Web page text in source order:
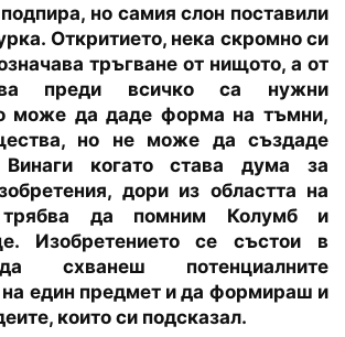
но самия слон поставили
Откритието, нека скромно си
тръгване от нищото, а от
преди всичко са нужни
може да даде форма на тъмни,
но не може да създаде
когато става дума за
дори из областта на
трябва да помним Колумб и
Изобретението се състои в
схванеш потенциалните
един предмет и да формираш и
които си подсказал.